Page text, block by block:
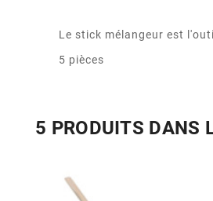
Le stick mélangeur est
5 pièces
5 PRODUITS DANS